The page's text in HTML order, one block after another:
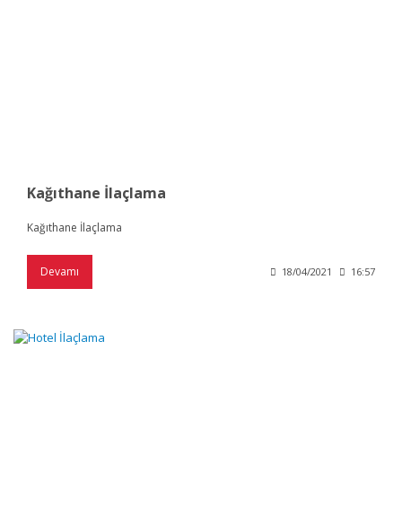
Kağıthane İlaçlama
Kağıthane İlaçlama
Devamı 18/04/2021 16:57